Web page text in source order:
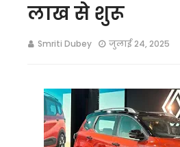
लाख से शुरू
Smriti Dubey जुलाई 24, 2025